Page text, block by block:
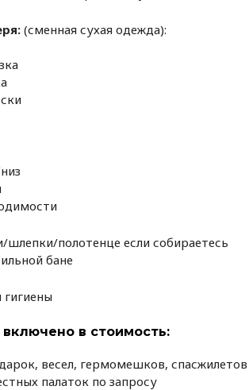
(сменная сухая одежда):
шлепки/полотенце если собираетесь
бане
включено в стоимость:
весел, гермомешков, спасжилетов
палаток по запросу